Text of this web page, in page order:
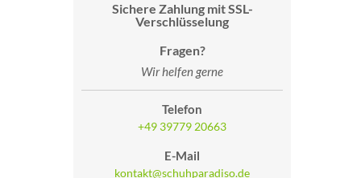
Sichere Zahlung mit SSL-
Verschlüsselung
Fragen?
Wir helfen gerne
Telefon
+49 39779 20663
E-Mail
kontakt@schuhparadiso.de